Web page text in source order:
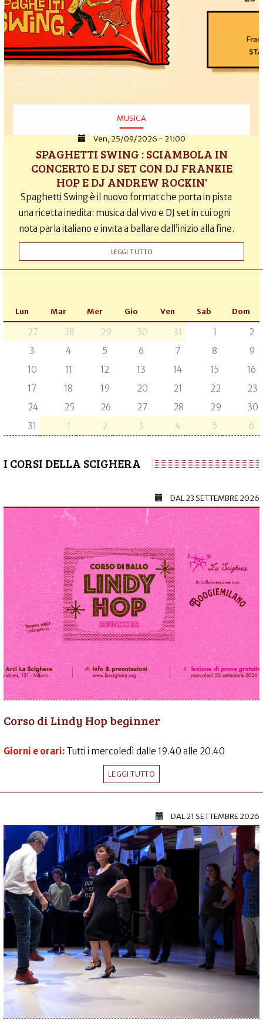
MUSICA
Ven, 25/09/2026 - 21:00
SPAGHETTI SWING : SCIAMBOLA IN
CONCERTO E DJ SET CON DJ FRANKIE
HOP E DJ ANDREW ROCKIN'
Spaghetti Swing è il nuovo format che porta in pista
una ricetta inedita: musica dal vivo e DJ set in cui ogni
nota parla italiano e invita a ballare dall’inizio alla fine.
LEGGI TUTTO
Lun Mar Mer Gio Ven Sab Dom
27 28 29 30 31 1
2
3
4 5 6 7 8
9
10
11 12 13 14 15
16
17
18 19 20 21 22
23
24
25 26 27 28 29
30
31
1 2 3 4 5 6
I CORSI DELLA SCIGHERA
DAL23 SETTEMBRE 2026
Corso di Lindy Hop beginner
Giorni e orari: Tutti i mercoledì dalle 19.40 alle 20.40
LEGGI TUTTO
DAL21 SETTEMBRE 2026